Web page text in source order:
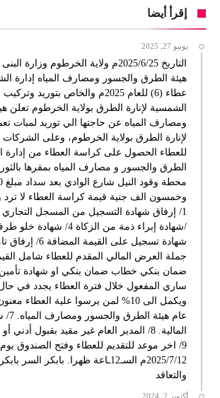
إقرأ أيضا
يونيو 27, 2025
التاريخ 2025/6/25م ولاية الخرطوم
هيئة الطرق والجسور ومصارف المياه إدارة
عطاء (6) للعام 2025م والخاص
الشمسية لإنارة الطرق بولاية الخرطوم تعلن
ومصارف المياه عن حاجتها الي توريد لمبات
لإنارة الطرق بولاية الخرطوم، وعلى الشركات
للعطاء الحصول على كراسة العطاء من إدارة
وخمسون الف جنية قيمة كراسة العطاء لا ترد
جملة العرض المالي المقدم للعطاء شامل
ضمان بنكي خطاب ضمان بنكي او شهادة
ساري المفعول خلال فترة العطاء يجدد في حال
ويكمل الى 10% لمن يرسوا علية العطاء
عام
المالية. 8/ المدير العام غير مقيد بقبول
9/ اخر موعد للتقديم للعطاء وفتح الصندوق
2025/7/12م السـ12ـاعة ظهرا. بابكر
والتعاقد
أكتوبر 2, 2024